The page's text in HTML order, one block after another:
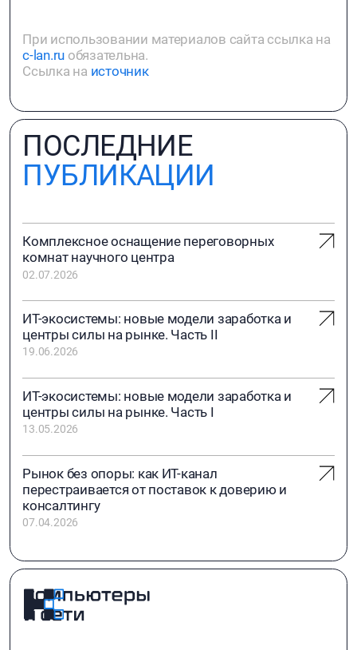
При использовании материалов сайта ссылка на
c-lan.ru обязательна.
Ссылка на источник
ПОСЛЕДНИЕ
ПУБЛИКАЦИИ
Комплексное оснащение переговорных
комнат научного центра
02.07.2026
ИТ-экосистемы: новые модели заработка и
центры силы на рынке. Часть II
19.06.2026
ИТ-экосистемы: новые модели заработка и
центры силы на рынке. Часть I
13.05.2026
Рынок без опоры: как ИТ-канал
перестраивается от поставок к доверию и
консалтингу
07.04.2026